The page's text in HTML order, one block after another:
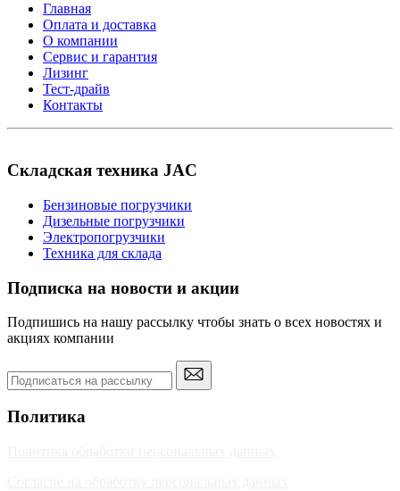
Главная
Оплата и доставка
О компании
Сервис и гарантия
Лизинг
Тест-драйв
Контакты
Складская техника JAC
Бензиновые погрузчики
Дизельные погрузчики
Электропогрузчики
Техника для склада
Подписка на новости и акции
Подпишись на нашу рассылку чтобы знать о всех новостях и
акциях компании
Политика